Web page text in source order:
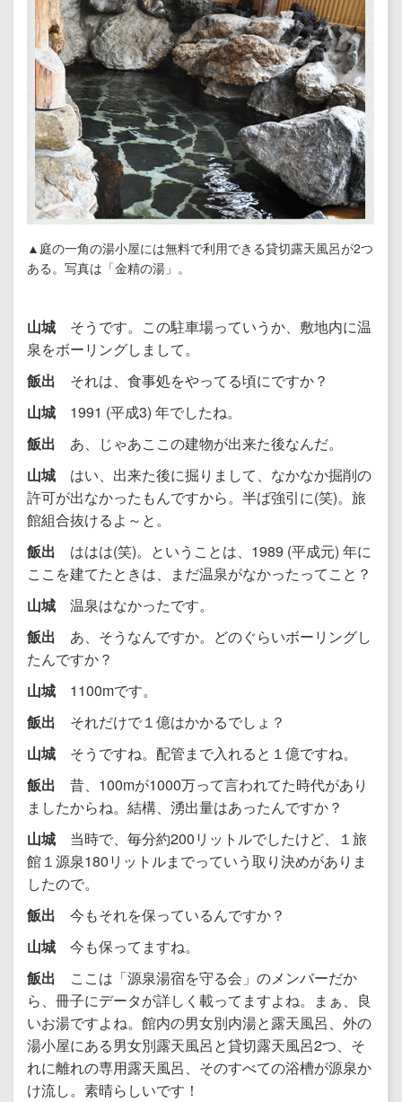
▲庭の一角の湯小屋には無料で利用できる貸切露天風呂が2つ
ある。写真は「金精の湯」。
山城 そうです。この駐車場っていうか、敷地内に温
泉をボーリングしまして。
飯出 それは、食事処をやってる頃にですか？
山城 1991 (平成3) 年でしたね。
飯出 あ、じゃあここの建物が出来た後なんだ。
山城 はい、出来た後に掘りまして、なかなか掘削の
許可が出なかったもんですから。半ば強引に(笑)。旅
館組合抜けるよ～と。
飯出 ははは(笑)。ということは、1989 (平成元) 年に
ここを建てたときは、まだ温泉がなかったってこと？
山城 温泉はなかったです。
飯出 あ、そうなんですか。どのぐらいボーリングし
たんですか？
山城 1100mです。
飯出 それだけで１億はかかるでしょ？
山城 そうですね。配管まで入れると１億ですね。
飯出 昔、100mが1000万って言われてた時代があり
ましたからね。結構、湧出量はあったんですか？
山城 当時で、毎分約200リットルでしたけど、１旅
館１源泉180リットルまでっていう取り決めがありま
したので。
飯出 今もそれを保っているんですか？
山城 今も保ってますね。
飯出 ここは「源泉湯宿を守る会」のメンバーだか
ら、冊子にデータが詳しく載ってますよね。まぁ、良
いお湯ですよね。館内の男女別内湯と露天風呂、外の
湯小屋にある男女別露天風呂と貸切露天風呂2つ、そ
れに離れの専用露天風呂、そのすべての浴槽が源泉か
け流し。素晴らしいです！